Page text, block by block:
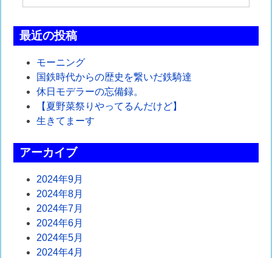
最近の投稿
モーニング
国鉄時代からの歴史を繋いだ鉄騎達
休日モデラーの忘備録。
【夏野菜祭りやってるんだけど】
生きてまーす
アーカイブ
2024年9月
2024年8月
2024年7月
2024年6月
2024年5月
2024年4月